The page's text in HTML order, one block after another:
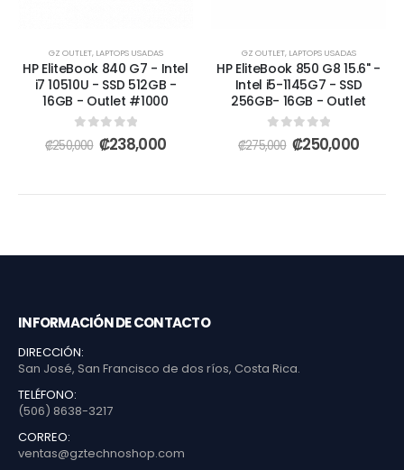
GZ OUTLET, LAPTOPS USADAS
HP EliteBook 840 G7 - Intel
i7 10510U - SSD 512GB -
16GB - Outlet #1000
0out of 5
₡250,000 ₡238,000
GZ OUTLET, LAPTOPS USADAS
HP EliteBook 850 G8 15.6" -
Intel i5-1145G7 - SSD
256GB- 16GB - Outlet
0out of 5
₡275,000 ₡250,000
INFORMACIÓN DE CONTACTO
DIRECCIÓN:
San José, San Francisco de dos ríos, Costa Rica.
TELÉFONO:
(506) 8638-3217
CORREO:
ventas@gztechnoshop.com